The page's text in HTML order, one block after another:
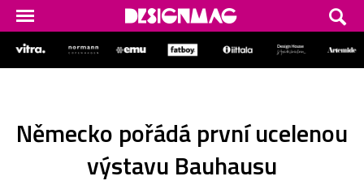
Německo pořádá první ucelenou
výstavu Bauhausu